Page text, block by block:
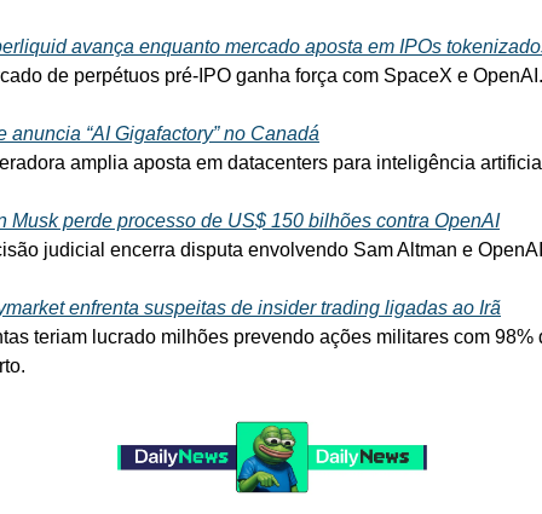
avança enquanto mercado aposta em IPOs
de perpétuos pré-IPO ganha força com SpaceX e OpenAI.
anuncia “AI Gigafactory” no Canadá
amplia aposta em datacenters para inteligência
Musk perde processo de US$ 150 bilhões contra OpenAI
judicial encerra disputa envolvendo Sam Altman e
enfrenta suspeitas de insider trading ligadas ao Irã
teriam lucrado milhões prevendo ações militares com 98%